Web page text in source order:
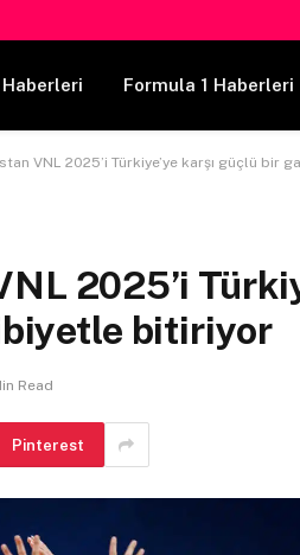
Formula 1 Haberleri
VNL 2025’i Türkiye’ye karşı güçlü bir
2025’i
bitiriyor
Read
Pinterest